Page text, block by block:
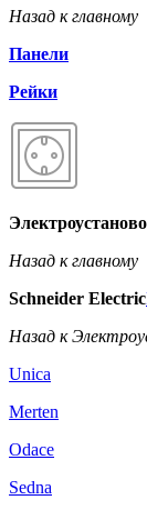
Назад к главному
Панели
Рейки
Назад к главному
Schneider Electric
Назад к
Unica
Merten
Odace
Sedna